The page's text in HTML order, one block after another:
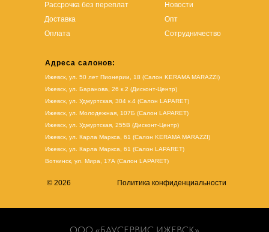
Рассрочка без переплат
Доставка
Оплата
Новости
Опт
Сотрудничество
Адреса салонов:
Ижевск, ул. 50 лет Пионерии, 18 (Салон KERAMA MARAZZI)
Ижевск, ул. Баранова, 26 к.2 (Дисконт-Центр)
Ижевск, ул. Удмуртская, 304 к.4 (Салон LAPARET)
Ижевск, ул. Молодежная, 107Б (Салон LAPARET)
Ижевск, ул. Удмуртская, 255В (Дисконт-Центр)
Ижевск, ул. Карла Маркса, 61 (Салон KERAMA MARAZZI)
Ижевск, ул. Карла Маркса, 61 (Салон LAPARET)
Воткинск, ул. Мира, 17А (Салон LAPARET)
© 2026 Политика конфиденциальности